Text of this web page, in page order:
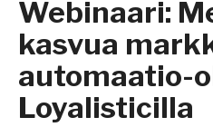
Webinaari:
kasvua
automaatio-
Loyalisticilla